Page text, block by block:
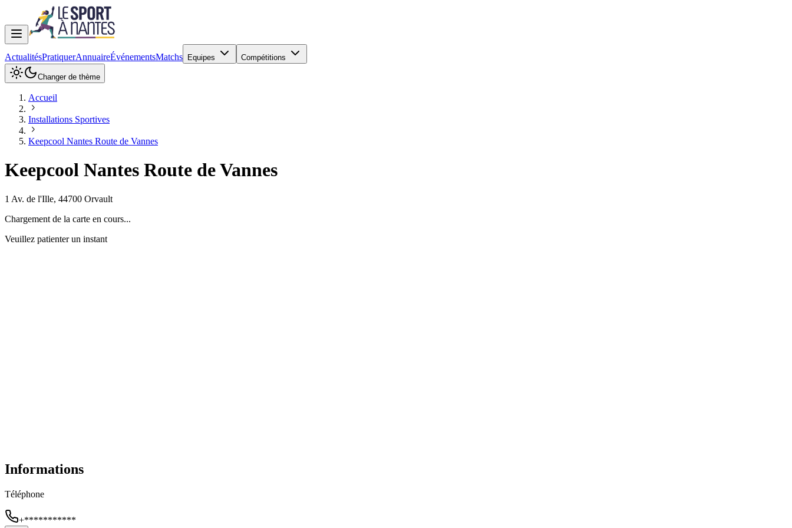
ActualitésPratiquerAnnuaireÉvénementsMatchs Equipes Compétitions
Changer de thème
Accueil
Installations Sportives
Keepcool Nantes Route de Vannes
Keepcool Nantes Route de Vannes
1 Av. de l'Ille, 44700 Orvault
Chargement de la carte en cours...
Veuillez patienter un instant
Informations
Téléphone
+***********